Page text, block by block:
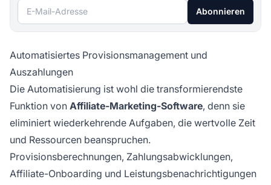
E-Mail-Adresse Abonnieren
Automatisiertes Provisionsmanagement und
Auszahlungen
Die Automatisierung ist wohl die transformierendste
Funktion von Affiliate-Marketing-Software, denn sie
eliminiert wiederkehrende Aufgaben, die wertvolle Zeit
und Ressourcen beanspruchen.
Provisionsberechnungen, Zahlungsabwicklungen,
Affiliate-Onboarding und Leistungsbenachrichtigungen